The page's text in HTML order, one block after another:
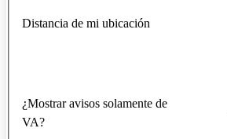
Distancia de mi ubicación
¿Mostrar avisos solamente de
VA?